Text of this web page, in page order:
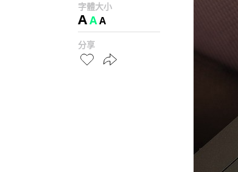
字體大小
AAA
分享